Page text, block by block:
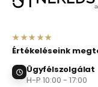
★★★★★
Értékeléseink
Ügyfélszolgálat
H-P 10:00 - 17:00